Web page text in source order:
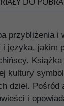
przybliżenia i
języka, jakim
kultury
dzieł. Pośród
i